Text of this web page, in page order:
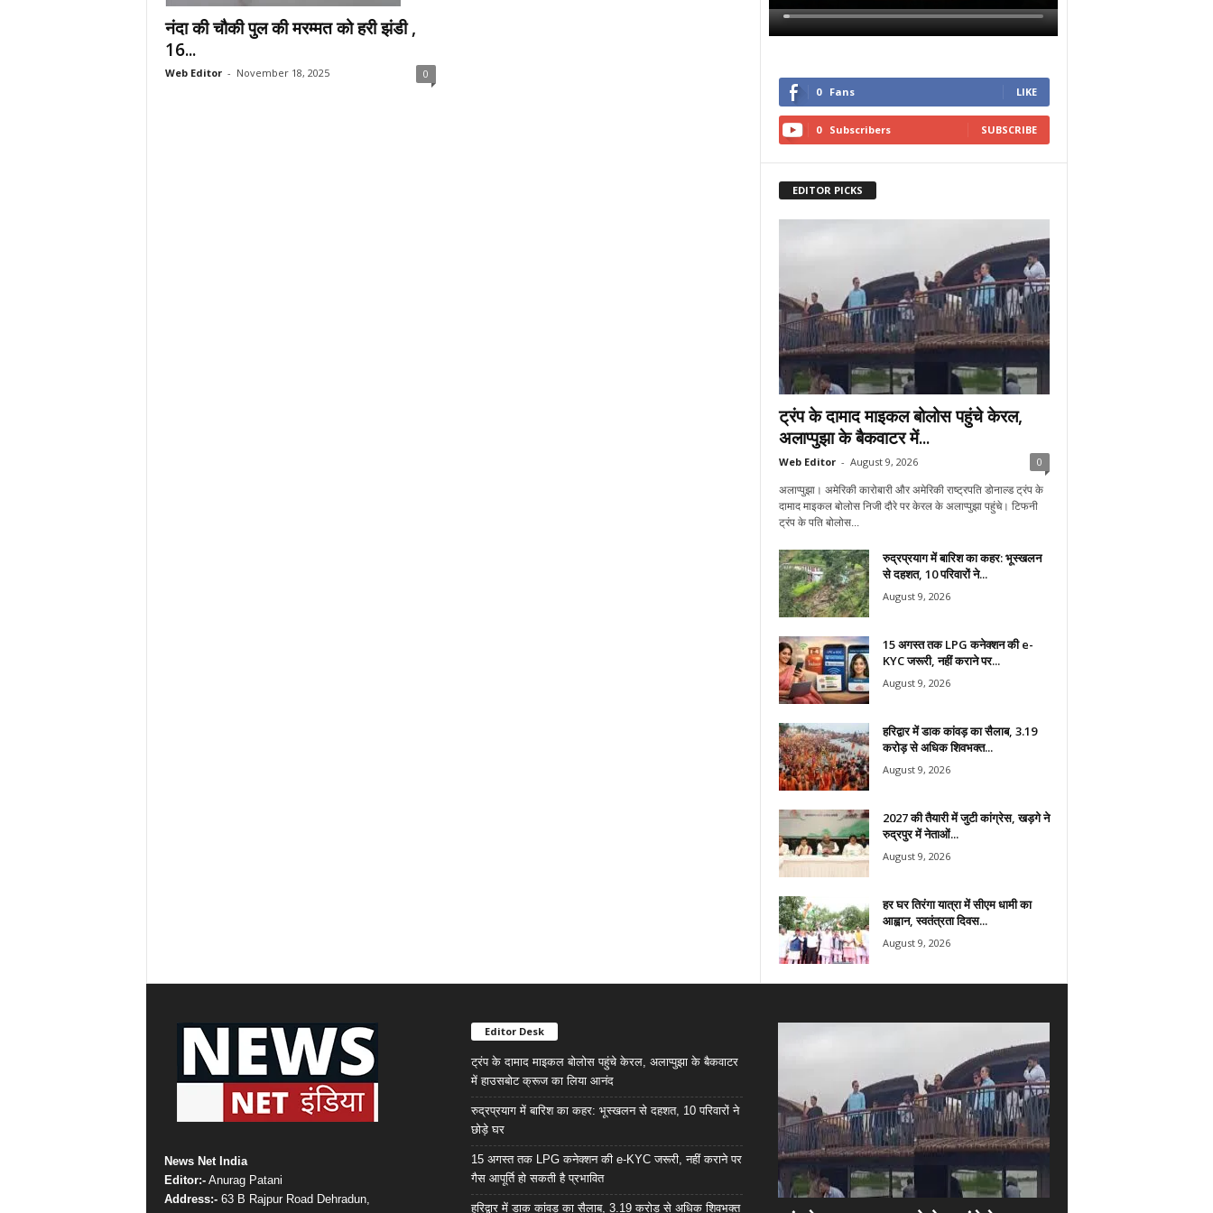
नंदा की चौकी पुल की मरम्मत को हरी झंडी ,
16...
Web Editor - November 18, 2025 0
0 Fans LIKE
0 Subscribers SUBSCRIBE
EDITOR PICKS
ट्रंप के दामाद माइकल बोलोस पहुंचे केरल,
अलाप्पुझा के बैकवाटर में...
Web Editor - August 9, 2026 0
अलाप्पुझा। अमेरिकी कारोबारी और अमेरिकी राष्ट्रपति डोनाल्ड ट्रंप के
दामाद माइकल बोलोस निजी दौरे पर केरल के अलाप्पुझा पहुंचे। टिफनी
ट्रंप के पति बोलोस...
रुद्रप्रयाग में बारिश का कहर: भूस्खलन
से दहशत, 10 परिवारों ने...
August 9, 2026
15 अगस्त तक LPG कनेक्शन की e-
KYC जरूरी, नहीं कराने पर...
August 9, 2026
हरिद्वार में डाक कांवड़ का सैलाब, 3.19
करोड़ से अधिक शिवभक्त...
August 9, 2026
2027 की तैयारी में जुटी कांग्रेस, खड़गे ने
रुद्रपुर में नेताओं...
August 9, 2026
हर घर तिरंगा यात्रा में सीएम धामी का
आह्वान, स्वतंत्रता दिवस...
August 9, 2026
News Net India
Editor:-Anurag Patani
Address:-63 B Rajpur Road Dehradun,
Editor Desk
ट्रंप के दामाद माइकल बोलोस पहुंचे केरल, अलाप्पुझा के बैकवाटर
में हाउसबोट क्रूज का लिया आनंद
रुद्रप्रयाग में बारिश का कहर: भूस्खलन से दहशत, 10 परिवारों ने
छोड़े घर
15 अगस्त तक LPG कनेक्शन की e-KYC जरूरी, नहीं कराने पर
गैस आपूर्ति हो सकती है प्रभावित
हरिद्वार में डाक कांवड़ का सैलाब, 3.19 करोड़ से अधिक शिवभक्त